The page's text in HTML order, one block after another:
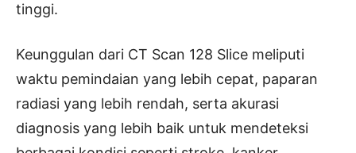
tinggi.
Keunggulan dari CT Scan 128 Slice meliputi
waktu pemindaian yang lebih cepat, paparan
radiasi yang lebih rendah, serta akurasi
diagnosis yang lebih baik untuk mendeteksi